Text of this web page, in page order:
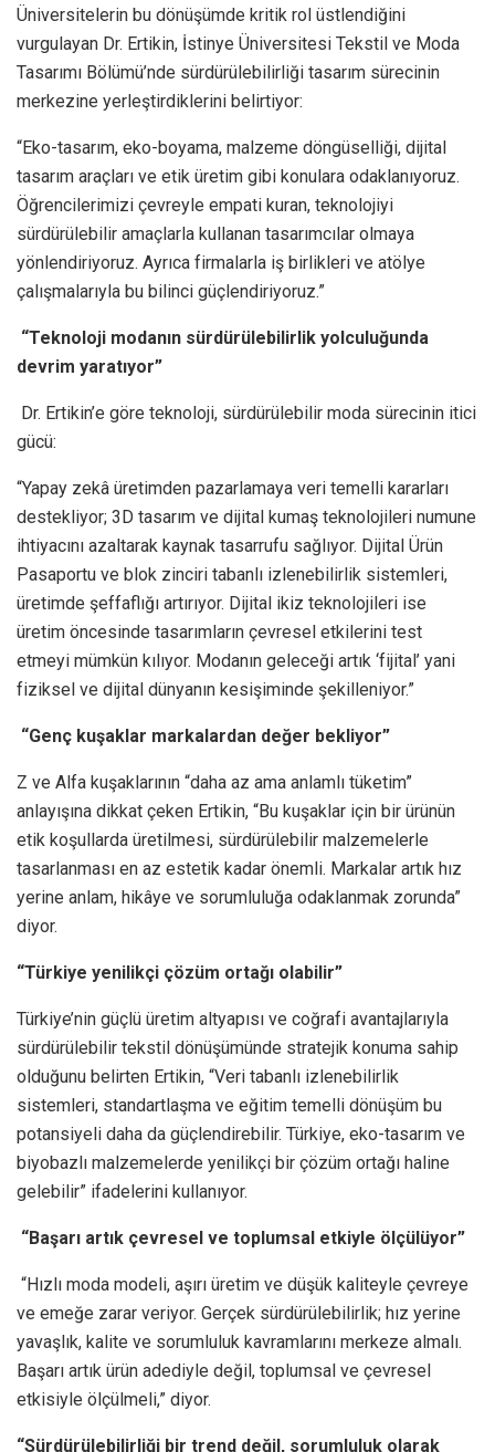
Üniversitelerin bu dönüşümde kritik rol üstlendiğini
vurgulayan Dr. Ertikin, İstinye Üniversitesi Tekstil ve Moda
Tasarımı Bölümü’nde sürdürülebilirliği tasarım sürecinin
merkezine yerleştirdiklerini belirtiyor:
“Eko-tasarım, eko-boyama, malzeme döngüselliği, dijital
tasarım araçları ve etik üretim gibi konulara odaklanıyoruz.
Öğrencilerimizi çevreyle empati kuran, teknolojiyi
sürdürülebilir amaçlarla kullanan tasarımcılar olmaya
yönlendiriyoruz. Ayrıca firmalarla iş birlikleri ve atölye
çalışmalarıyla bu bilinci güçlendiriyoruz.”
“Teknoloji modanın sürdürülebilirlik yolculuğunda
devrim yaratıyor”
Dr. Ertikin’e göre teknoloji, sürdürülebilir moda sürecinin itici
gücü:
“Yapay zekâ üretimden pazarlamaya veri temelli kararları
destekliyor; 3D tasarım ve dijital kumaş teknolojileri numune
ihtiyacını azaltarak kaynak tasarrufu sağlıyor. Dijital Ürün
Pasaportu ve blok zinciri tabanlı izlenebilirlik sistemleri,
üretimde şeffaflığı artırıyor. Dijital ikiz teknolojileri ise
üretim öncesinde tasarımların çevresel etkilerini test
etmeyi mümkün kılıyor. Modanın geleceği artık ‘fijital’ yani
fiziksel ve dijital dünyanın kesişiminde şekilleniyor.”
“Genç kuşaklar markalardan değer bekliyor”
Z ve Alfa kuşaklarının “daha az ama anlamlı tüketim”
anlayışına dikkat çeken Ertikin, “Bu kuşaklar için bir ürünün
etik koşullarda üretilmesi, sürdürülebilir malzemelerle
tasarlanması en az estetik kadar önemli. Markalar artık hız
yerine anlam, hikâye ve sorumluluğa odaklanmak zorunda”
diyor.
“Türkiye yenilikçi çözüm ortağı olabilir”
Türkiye’nin güçlü üretim altyapısı ve coğrafi avantajlarıyla
sürdürülebilir tekstil dönüşümünde stratejik konuma sahip
olduğunu belirten Ertikin, “Veri tabanlı izlenebilirlik
sistemleri, standartlaşma ve eğitim temelli dönüşüm bu
potansiyeli daha da güçlendirebilir. Türkiye, eko-tasarım ve
biyobazlı malzemelerde yenilikçi bir çözüm ortağı haline
gelebilir” ifadelerini kullanıyor.
“Başarı artık çevresel ve toplumsal etkiyle ölçülüyor”
“Hızlı moda modeli, aşırı üretim ve düşük kaliteyle çevreye
ve emeğe zarar veriyor. Gerçek sürdürülebilirlik; hız yerine
yavaşlık, kalite ve sorumluluk kavramlarını merkeze almalı.
Başarı artık ürün adediyle değil, toplumsal ve çevresel
etkisiyle ölçülmeli,” diyor.
“Sürdürülebilirliği bir trend değil, sorumluluk olarak